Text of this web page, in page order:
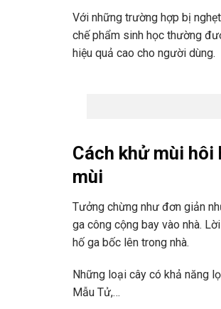
Với những trường hợp bị
chế phẩm sinh học thường
hiệu quả cao cho người dùng.
Cách khử mùi hôi
mùi
Tưởng chừng như đơn giản
ga công cộng bay vào nhà.
hố ga bốc lên trong nhà.
Những loại cây có khả năng
Mẫu Tử,…